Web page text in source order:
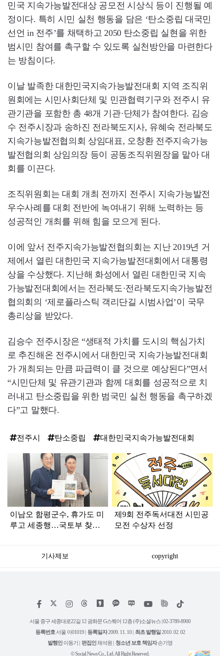
민국 지속가능발전대상 공모전 시상식 등이 진행될 예
정이다. 특히 시민 실천 행동을 담은 ‘탄소중립 대국민
선언 in 전주’를 채택하고 2050 탄소중립 실현을 위한
범시민 참여를 촉구할 수 있도록 실천방안을 마련한다
는 방침이다.
이날 발족한 대한민국지속가능발전대회 지역 조직위
원회에는 시민사회단체 및 민관협력기구와 전주시 유
관기관을 포함한 총 48개 기관·단체가 참여한다. 김승
수 전주시장과 송하진 전라북도지사, 유혜숙 전라북도
지속가능발전협의회 상임대표, 오창환 전주지속가능
발전협의회 상임의장 등이 공동조직위원장을 맡아 대
회를 이끈다.
조직위원회는 대회 개최 전까지 전주시 지속가능발전
우수사례를 대회 전반에 녹여내기 위해 노력하는 등
성공적인 개최를 위해 힘을 모으게 된다.
이에 앞서 전주지속가능발전협의회는 지난 2019년 거
제에서 열린 대한민국 지속가능발전대회에서 대통령
상을 수상했다. 지난해 화성에서 열린 대한민국 지속
가능발전대회에서는 전라북도·전라북도지속가능발전
협의회의 ‘제로플라스틱 객리단길 시범사업’이 국무
총리상을 받았다.
김승수 전주시장은 “생태적 가치를 도시의 핵심가치
로 추진해온 전주시에서 대한민국 지속가능발전대회
가 개최되는 만큼 파급력이 클 것으로 예상된다”면서
“시민단체 및 유관기관과 함께 대회를 성공적으로 치
러내고 탄소중립을 위한 범국민 실천 행동을 촉구하겠
다”고 말했다.
전주시 탄소중립 대한민국지속가능발전대회
이남오 함평군수, 휴가도 미
루고 세종행…국토부 찾아
제9회 전주독서대전 시민공
모전 수상자 선정
기사제보 copyright
페
스
인
타
램
위
트
유
튜
틱
서울 중구 세종대로22길 12 광화문 G스퀘어 12층 (주)소셜뉴스 | 02-3789-8900
등록번호 서울 아01019 | 등록일자2009. 11. 10 | 최초 발행일2010. 02. 02
발행인 이동기 | 편집인채석원 | 청소년 보호 책임자손기영
© Social News Co., Ltd. All Right Reserved.